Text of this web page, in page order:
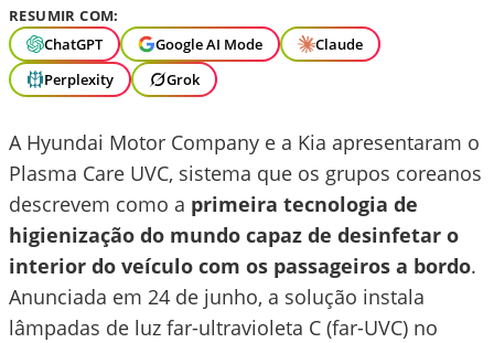
RESUMIR COM:
ChatGPT
Google AI Mode
Claude
Perplexity
Grok
A Hyundai Motor Company e a Kia apresentaram o
Plasma Care UVC, sistema que os grupos coreanos
descrevem como a primeira tecnologia de
higienização do mundo capaz de desinfetar o
interior do veículo com os passageiros a bordo.
Anunciada em 24 de junho, a solução instala
lâmpadas de luz far-ultravioleta C (far-UVC) no